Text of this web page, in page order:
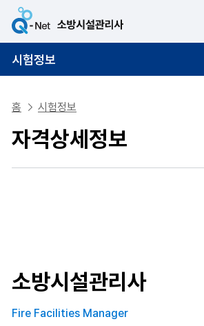
시험정보
홈 시험정보
자격상세정보
소방시설관리사
Fire Facilities Manager